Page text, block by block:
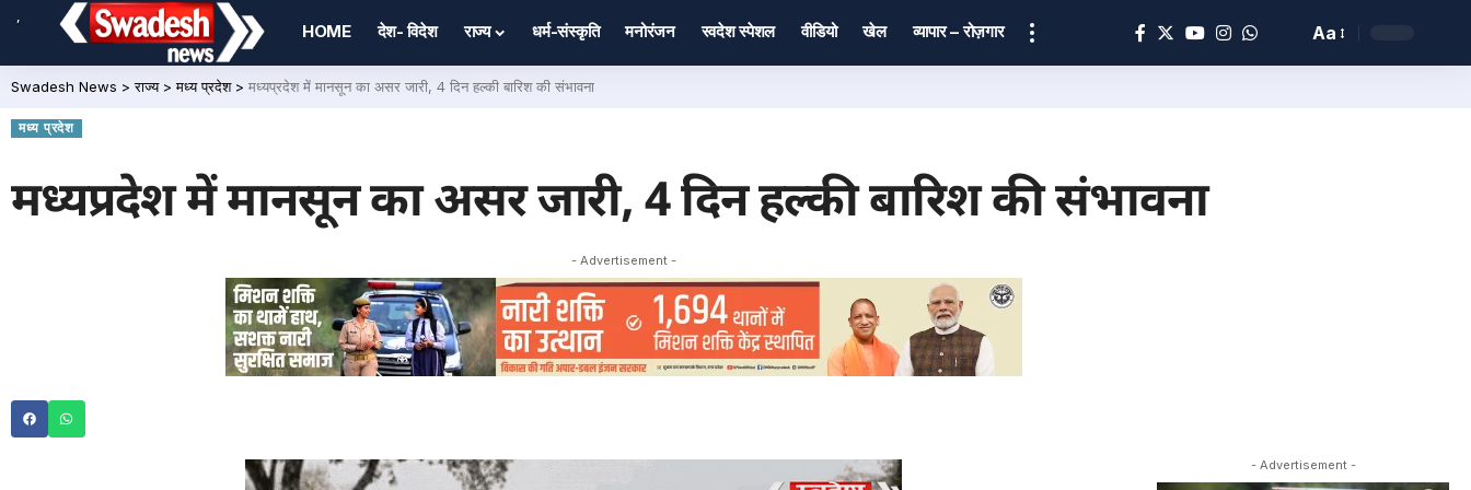
,
HOME देश- विदेश राज्य धर्म-संस्कृति मनोरंजन स्वदेश स्पेशल वीडियो खेल व्यापार – रोज़गार Aa
Swadesh News >राज्य>मध्य प्रदेश> मध्यप्रदेश में मानसून का असर जारी, 4 दिन हल्की बारिश की संभावना
मध्य प्रदेश
मध्यप्रदेश में मानसून का असर जारी, 4 दिन हल्की बारिश की संभावना
- Advertisement -
- Advertisement -